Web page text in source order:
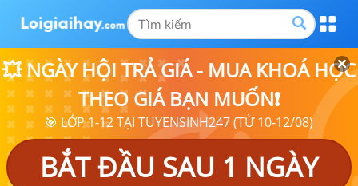
💥 NGÀY HỘI TRẢ GIÁ - MUA KHOÁ HỌC
THEO GIÁ BẠN MUỐN❗
🎯 LỚP 1-12 TẠI TUYENSINH247 (TỪ 10-12/08)
BẮT ĐẦU SAU 1 NGÀY